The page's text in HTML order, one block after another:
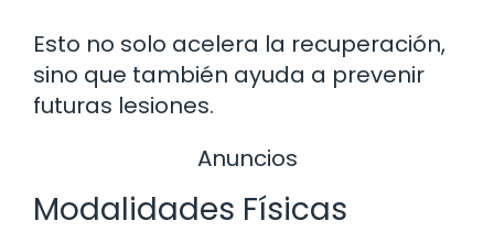
Esto no solo acelera la recuperación,
sino que también ayuda a prevenir
futuras lesiones.
Anuncios
Modalidades Físicas